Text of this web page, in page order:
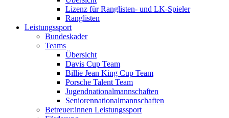
Lizenz für Ranglisten- und LK-Spieler
Ranglisten
Leistungssport
Bundeskader
Teams
Übersicht
Davis Cup Team
Billie Jean King Cup Team
Porsche Talent Team
Jugendnationalmannschaften
Seniorennationalmannschaften
Betreuer:innen Leistungssport